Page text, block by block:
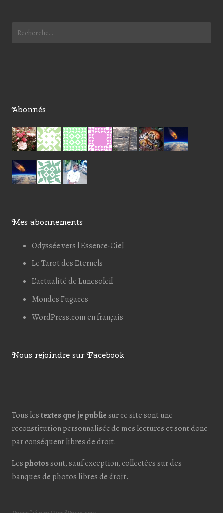
Abonnés
Mes abonnements
Odyssée vers l'Essence-Ciel
Le Tarot des Eternels
L'actualité de Lunesoleil
Mondes Fugaces
WordPress.com en français
Nous rejoindre sur Facebook
Tous lestextes que je publiesur ce site sont une
reconstitution personnalisée de mes lectures et sont donc
par conséquent libres de droit.
Lesphotossont, sauf exception, collectées sur des
banques de photos libres de droit.